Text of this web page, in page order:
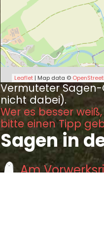
Leaflet | Map data ©
Vermuteter
nicht dabei).
Wer es besser
bitte einen Tipp
Sagen in
Am